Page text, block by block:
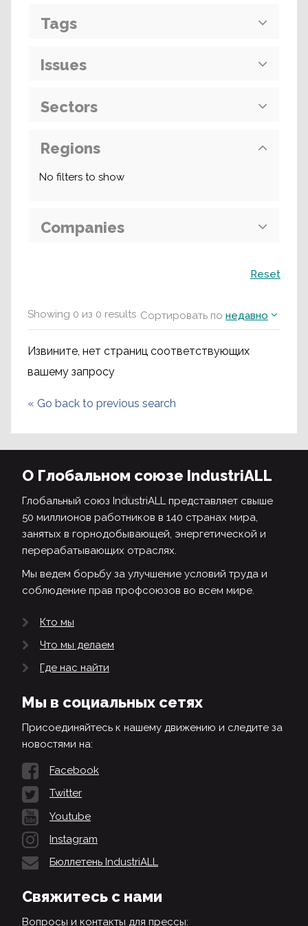
Showing 0 из 0 results Сортировать по недавно
Извините, нет страниц соответствующих
вашему запросу
« Go back to previous search
Tags
Issues
Sectors
Regions
No filters to show
Companies
Reset
О Глобальном союзе IndustriALL
Глобальный союз IndustriALL представляет свыше
50 миллионов работников в 140 странах мира,
занятых в горнодобывающей, энергетической и
перерабатывающих отраслях.
Мы ведем борьбу за улучшение условий труда и
соблюдение прав профсоюзов во всем мире.
Кто мы
Что мы делаем
Где нас найти
Мы в социальных сетях
Присоединяйтесь к нашему движению и следите за
новостями на:
Facebook
Twitter
Youtube
Instagram
Бюллетень IndustriALL
Свяжитесь с нами
Вопросы и контакты для прессы: